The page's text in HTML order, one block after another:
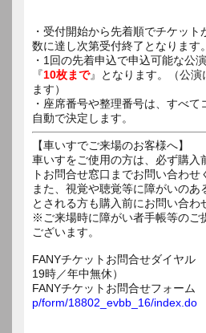
・受付開始から先着順でチケッ
数に達し次第受付終了となります。
・1回の先着申込で申込可能な公
『10枚まで』となります。（公
ます）
・座席番号や整理番号は、すべて
自動で決定します。
【車いすでご来場のお客様へ】
車いすをご使用の方は、必ず購入
トお問合せ窓口までお問い合わせ
また、視覚や聴覚等に障がいの
とされる方も購入前にお問い合わ
※ご来場時に障がい者手帳等のご
ございます。
FANYチケットお問合せダイヤ
19時／年中無休）
FANYチケットお問合せフォーム
p/form/18802_evbb_16/index.do